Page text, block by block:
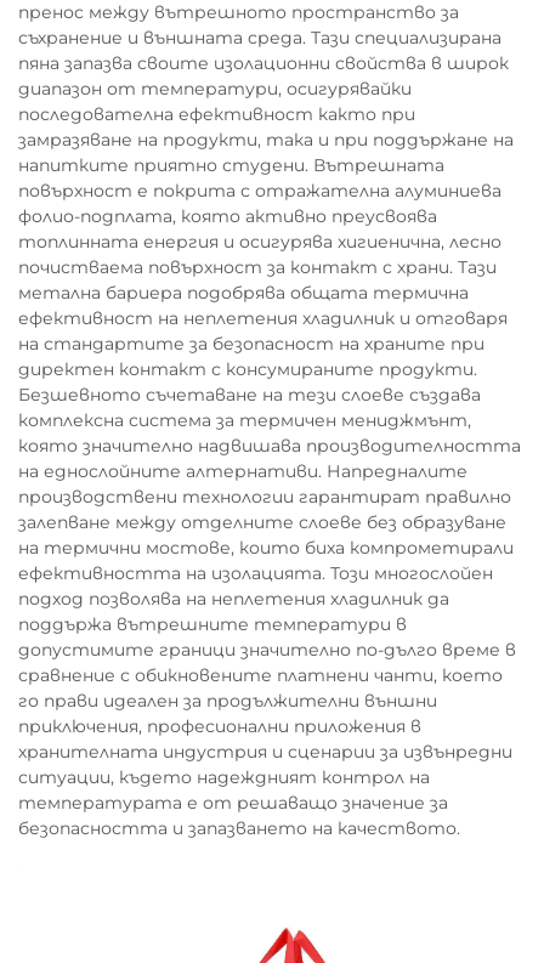
пренос между вътрешното пространство за
съхранение и външната среда. Тази специализирана
пяна запазва своите изолационни свойства в широк
диапазон от температури, осигурявайки
последователна ефективност както при
замразяване на продукти, така и при поддържане на
напитките приятно студени. Вътрешната
повърхност е покрита с отражателна алуминиева
фолио-подплата, която активно преусвоява
топлинната енергия и осигурява хигиенична, лесно
почистваема повърхност за контакт с храни. Тази
метална бариера подобрява общата термична
ефективност на неплетения хладилник и отговаря
на стандартите за безопасност на храните при
директен контакт с консумираните продукти.
Безшевното съчетаване на тези слоеве създава
комплексна система за термичен мениджмънт,
която значително надвишава производителността
на еднослойните алтернативи. Напредналите
производствени технологии гарантират правилно
залепване между отделните слоеве без образуване
на термични мостове, които биха компрометирали
ефективността на изолацията. Този многослойен
подход позволява на неплетения хладилник да
поддържа вътрешните температури в
допустимите граници значително по-дълго време в
сравнение с обикновените платнени чанти, което
го прави идеален за продължителни външни
приключения, професионални приложения в
хранителната индустрия и сценарии за извънредни
ситуации, където надеждният контрол на
температурата е от решаващо значение за
безопасността и запазването на качеството.